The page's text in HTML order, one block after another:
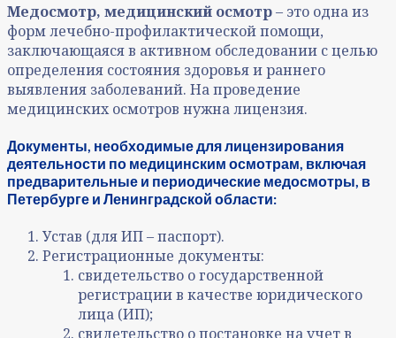
Медосмотр, медицинский осмотр– это одна из
форм лечебно-профилактической помощи,
заключающаяся в активном обследовании с целью
определения состояния здоровья и раннего
выявления заболеваний. На проведение
медицинских осмотров нужна лицензия.
Документы, необходимые для лицензирования
деятельности по медицинским осмотрам, включая
предварительные и периодические медосмотры, в
Петербурге и Ленинградской области:
Устав (для ИП – паспорт).
Регистрационные документы:
свидетельство о государственной
регистрации в качестве юридического
лица (ИП);
свидетельство о постановке на учет в